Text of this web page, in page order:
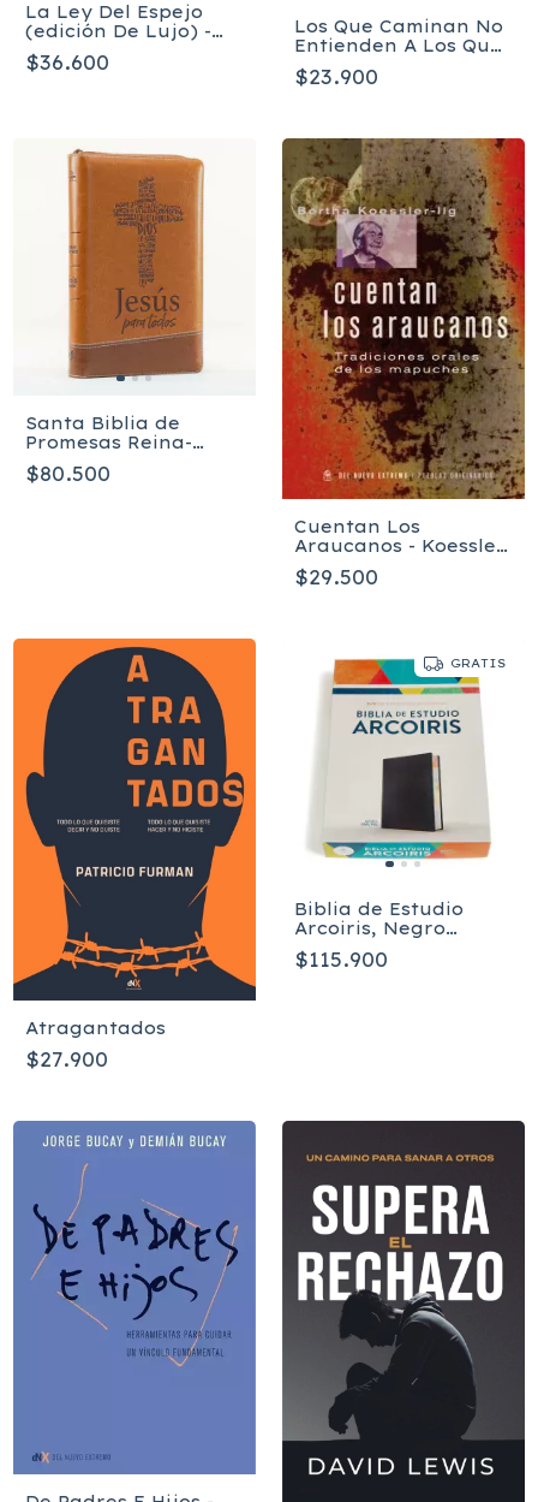
La Ley Del Espejo
(edición De Lujo) -
Noguchi Yoshinori
$36.600
Los Que Caminan No
Entienden A Los Que
Vuelan - Ronny
Oliveira
$23.900
Santa Biblia de
Promesas Reina-
Valera 1960
$80.500
Cuentan Los
Araucanos - Koessler
Bertha
$29.500
Atragantados
$27.900
GRATIS
Biblia de Estudio
Arcoiris, Negro
imitación piel RVR
1960
$115.900